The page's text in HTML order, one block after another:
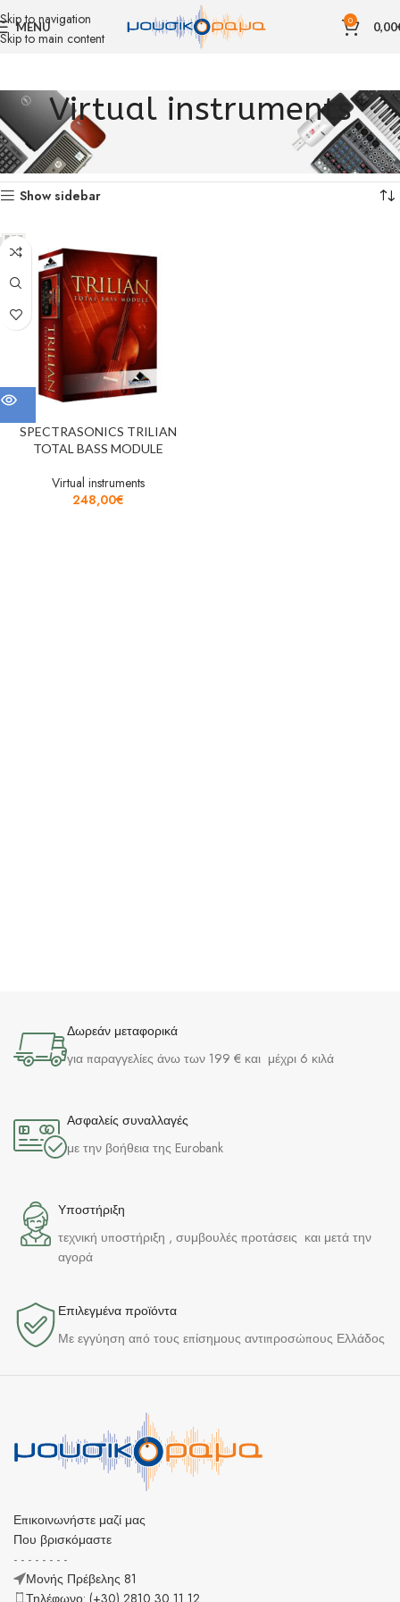
Skip to navigation
Skip to main content
MENU 0 0,00
Virtual instruments
Αρχική σελίδα ΗΧΟΓΡΑΦΗΣΗ
Virtual instruments
Εμφάνιση του μοναδικού αποτελέσματος
Show sidebar
SPECTRASONICS TRILIAN
TOTAL BASS MODULE
Virtual instruments
248,00€
Δωρεάν μεταφορικά
για παραγγελίες άνω των 199 € και μέχρι 6 κιλά
Ασφαλείς συναλλαγές
με την βοήθεια της Eurobank
Υποστήριξη
τεχνική υποστήριξη , συμβουλές προτάσεις και μετά την
αγορά
Επιλεγμένα προϊόντα​
Με εγγύηση από τους επίσημους αντιπροσώπους Ελλάδος
Επικοινωνήστε μαζί μας
Που βρισκόμαστε
- - - - - - - -
Μονής Πρέβελης 81
Τηλέφωνο: (+30) 2810 30 11 12